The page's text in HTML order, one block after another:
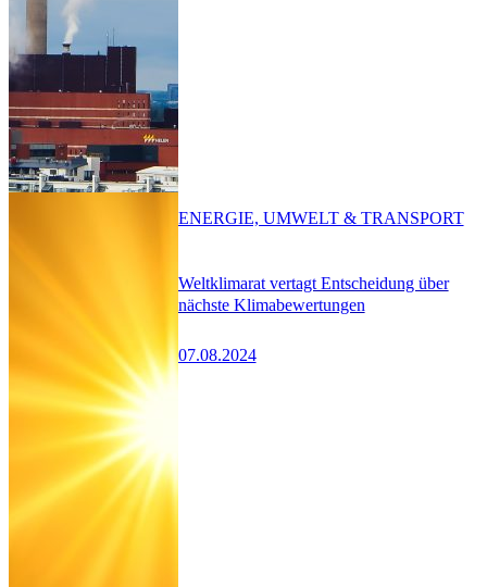
Weltklimarat vertagt Entscheidung über
nächste Klimabewertungen
07.08.2024
ENERGIE, UMWELT & TRANSPORT